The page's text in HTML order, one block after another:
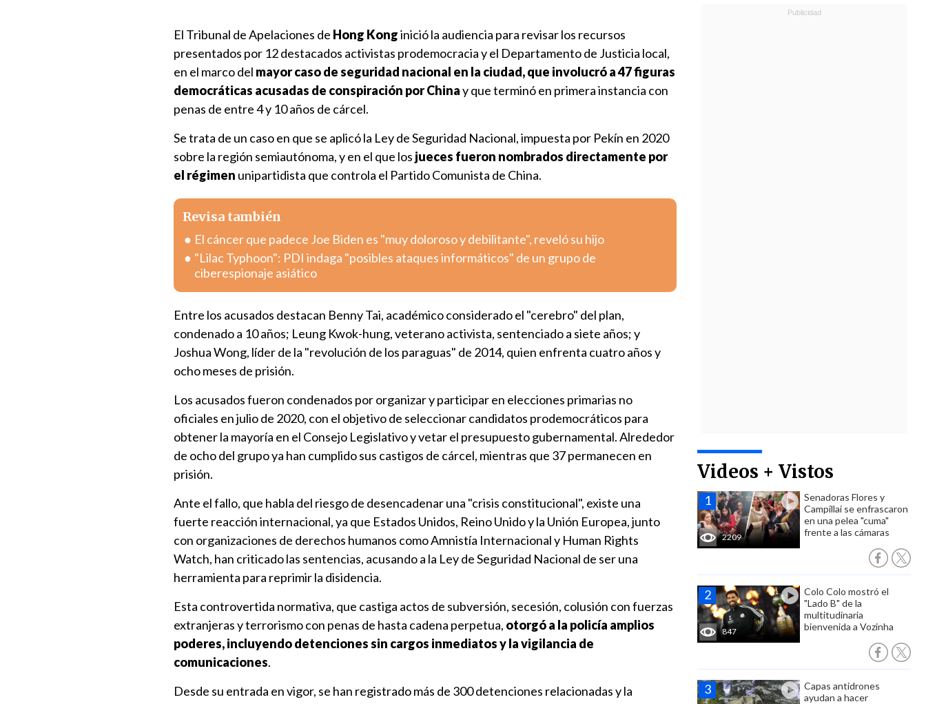
Videos + Vistos
2209
Senadoras Flores y
Campillai se enfrascaron
en una pelea "cuma"
frente a las cámaras
847
Colo Colo mostró el
"Lado B" de la
multitudinaria
bienvenida a Vozinha
Capas antidrones
ayudan a hacer
El Tribunal de Apelaciones de Hong Konginició la audiencia para revisar los recursos
presentados por 12 destacados activistas prodemocracia y el Departamento de Justicia local,
en el marco del mayor caso de seguridad nacional en la ciudad, que involucró a 47 figuras
democráticas acusadas de conspiración por Chinay que terminó en primera instancia con
penas de entre 4 y 10 años de cárcel.
Se trata de un caso en que se aplicó la Ley de Seguridad Nacional, impuesta por Pekín en 2020
sobre la región semiautónoma, y en el que los jueces fueron nombrados directamente por
el régimen unipartidista que controla el Partido Comunista de China.
Revisa también
El cáncer que padece Joe Biden es "muy doloroso y debilitante", reveló su hijo
"Lilac Typhoon": PDI indaga "posibles ataques informáticos" de un grupo de
ciberespionaje asiático
Entre los acusados destacan Benny Tai, académico considerado el "cerebro" del plan,
condenado a 10 años; Leung Kwok-hung, veterano activista, sentenciado a siete años; y
Joshua Wong, líder de la "revolución de los paraguas" de 2014, quien enfrenta cuatro años y
ocho meses de prisión.
Los acusados fueron condenados por organizar y participar en elecciones primarias no
oficiales en julio de 2020, con el objetivo de seleccionar candidatos prodemocráticos para
obtener la mayoría en el Consejo Legislativo y vetar el presupuesto gubernamental. Alrededor
de ocho del grupo ya han cumplido sus castigos de cárcel, mientras que 37 permanecen en
prisión.
Ante el fallo, que habla del riesgo de desencadenar una "crisis constitucional", existe una
fuerte reacción internacional, ya que Estados Unidos, Reino Unido y la Unión Europea, junto
con organizaciones de derechos humanos como Amnistía Internacional y Human Rights
Watch, han criticado las sentencias, acusando a la Ley de Seguridad Nacional de ser una
herramienta para reprimir la disidencia.
Esta controvertida normativa, que castiga actos de subversión, secesión, colusión con fuerzas
extranjeras y terrorismo con penas de hasta cadena perpetua, otorgó a la policía amplios
poderes, incluyendo detenciones sin cargos inmediatos y la vigilancia de
comunicaciones.
Desde su entrada en vigor, se han registrado más de 300 detenciones relacionadas y la